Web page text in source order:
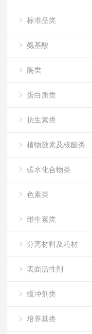
标准品类
氨基酸
酶类
蛋白质类
抗生素类
植物激素及核酸类
碳水化合物类
色素类
维生素类
分离材料及耗材
表面活性剂
缓冲剂类
培养基类